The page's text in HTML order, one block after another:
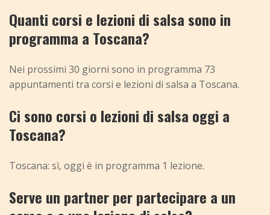
Quanti corsi e lezioni di salsa sono in
programma a Toscana?
Nei prossimi 30 giorni sono in programma 73
appuntamenti tra corsi e lezioni di salsa a Toscana.
Ci sono corsi o lezioni di salsa oggi a
Toscana?
Toscana: sì, oggi è in programma 1 lezione.
Serve un partner per partecipare a un